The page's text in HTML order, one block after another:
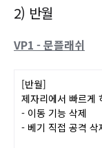
2) 반월
VP1 - 문플래쉬
[반월]
제자리에서 빠르게
- 이동 기능 삭제
- 베기 직접 공격 삭